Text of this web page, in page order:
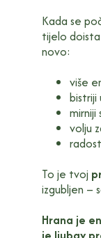
Kada se
tijelo
novo:
više
bistriji
mirniji
volju
To je tvoj
izgubljen –
Hrana je